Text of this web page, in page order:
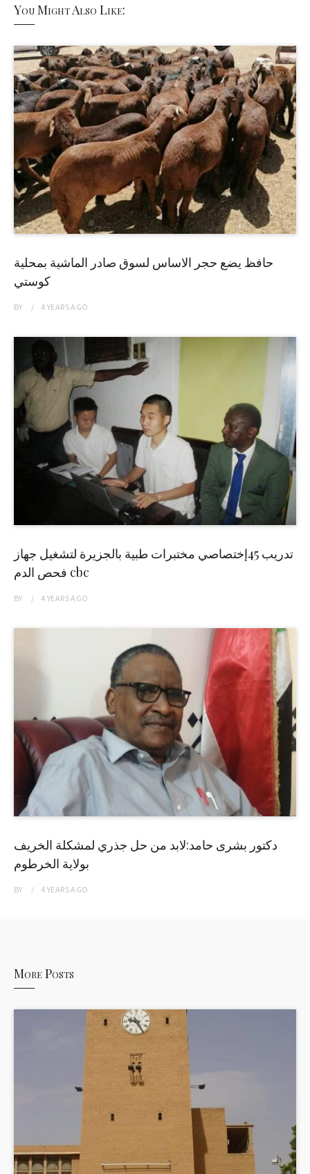
You Might Also Like:
حافظ يضع حجر الاساس لسوق صادر الماشية بمحلية
كوستي
BY 4 YEARSAGO
تدريب 45إختصاصي مختبرات طبية بالجزيرة لتشغيل جهاز
فحص الدم cbc
BY 4 YEARSAGO
دكتور بشرى حامد:لابد من حل جذري لمشكلة الخريف
بولاية الخرطوم
BY 4 YEARSAGO
More Posts